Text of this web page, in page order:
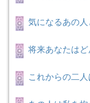
気になるあの
将来あなたは
これからの二